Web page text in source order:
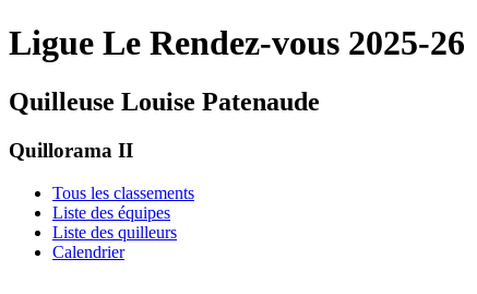
Ligue Le Rendez-vous 2025-26
Quilleuse Louise Patenaude
Quillorama II
Tous les classements
Liste des équipes
Liste des quilleurs
Calendrier